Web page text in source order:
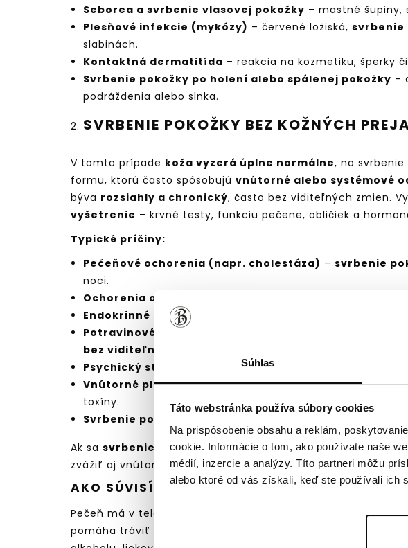
Súhlas
Táto webstránka používa súbory cookies
Na prispôsobenie obsahu a reklám,
cookie. Informácie o tom, ako používate naše
médií, inzercie a analýzy. Títo partneri môžu
alebo ktoré od vás získali, keď ste používali ich
Seborea a svrbenie vlasovej pokožky – mastné šupiny,
Plesňové infekcie (mykózy) – červené ložiská, svrbenie
slabinách.
Kontaktná dermatitída – reakcia na kozmetiku, šperky
Svrbenie pokožky po holení alebo spálenej pokožky –
podráždenia alebo slnka.
SVRBENIE POKOŽKY BEZ KOŽNÝCH
V tomto prípade koža vyzerá úplne normálne, no
formu, ktorú často spôsobujú vnútorné alebo systémové
býva rozsiahly a chronický, často bez viditeľných zmien.
vyšetrenie – krvné testy, funkciu pečene, obličiek a
Typické príčiny:
Pečeňové ochorenia (napr. cholestáza) – svrbenie
noci.
Ochorenia obličiek
Endokrinné poruchy
Potravinové alergie
bez viditeľných zmien
Psychický stres a úzkosť
– tzv. psychogénne svrbenie.
Vnútorné plesňové alebo kvasinkové infekcie
toxíny.
Svrbenie pokožky v tehotenstve
Ak sa svrbenie pokožky celého telaobjaví bez vyrážky a
zvážiť aj vnútorné faktory –plesne, pečeň, obličky alebo
AKO SÚVISÍ PEČEŇ SO SVRBENÍM POKOŽKY?
Pečeň má v tele kľúčovú úlohu – odbúrava toxíny,
pomáha tráviť tuky. Ak je preťažená alebo poškodená (napr.